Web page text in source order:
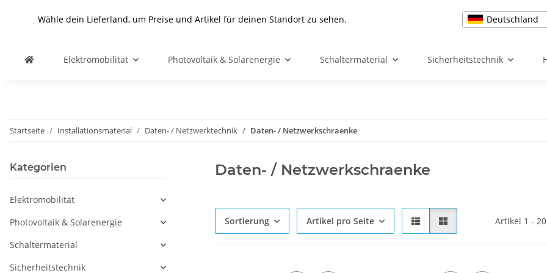
Wähle dein Lieferland, um Preise und Artikel für deinen Standort zu sehen. Deutschland
Elektromobilität Photovoltaik & Solarenergie Schaltermaterial Sicherheitstechnik
Startseite Installationsmaterial Daten- / Netzwerktechnik Daten- / Netzwerkschraenke
Daten- / Netzwerkschraenke
Sortierung Artikel pro Seite Artikel 1 -
Kategorien
Elektromobilität
Photovoltaik & Solarenergie
Schaltermaterial
Sicherheitstechnik